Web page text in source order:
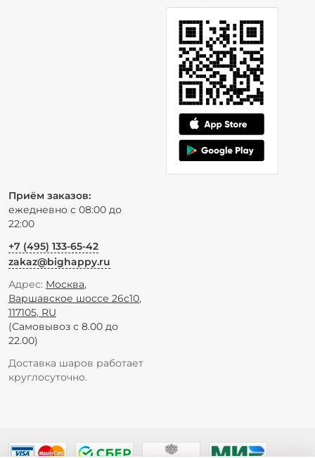
Приём заказов:
ежедневно с 08:00 до
22:00
+7 (495) 133-65-42
zakaz@bighappy.ru
Адрес: Москва,
Варшавское шоссе 26с10,
117105, RU
(Самовывоз с 8.00 до
22.00)
Доставка шаров работает
круглосуточно.